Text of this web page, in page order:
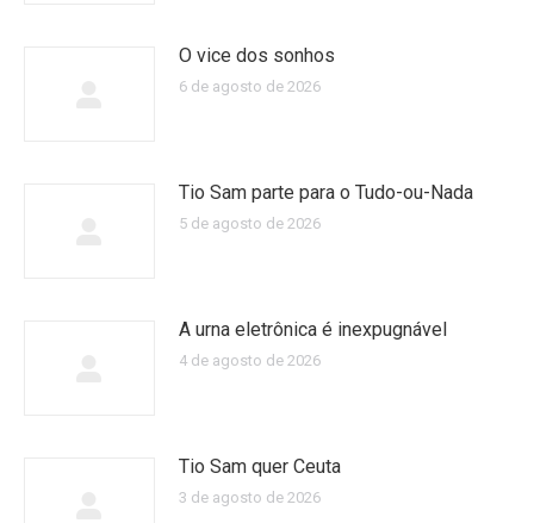
O vice dos sonhos
6 de agosto de 2026
Tio Sam parte para o Tudo-ou-Nada
5 de agosto de 2026
A urna eletrônica é inexpugnável
4 de agosto de 2026
Tio Sam quer Ceuta
3 de agosto de 2026